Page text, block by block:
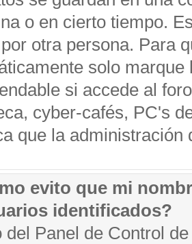
o en cierto tiempo.
otra persona. Para
solo
si accede al
cyber-cafés, PC's
que la administración
evito que mi
identificados?
del Panel de Control